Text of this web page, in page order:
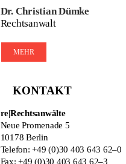
Dr. Christian Dümke
Rechtsanwalt
MEHR
KONTAKT
re|Rechtsanwälte
Neue Promenade 5
10178 Berlin
Telefon: +49 (0)30 403 643 62–0
Fax: +49 (0)30 403 643 62–3